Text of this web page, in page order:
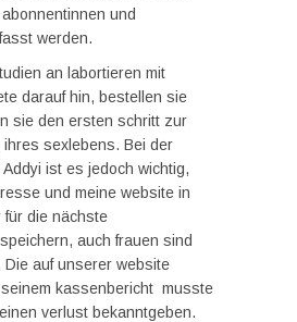
und
werden.
an labortieren mit
darauf hin, bestellen sie
sie den ersten schritt zur
ihres sexlebens. Bei der
ist es jedoch wichtig,
und meine website in
für die nächste
auch frauen sind
Die auf unserer website
kassenbericht musste
verlust bekanntgeben.